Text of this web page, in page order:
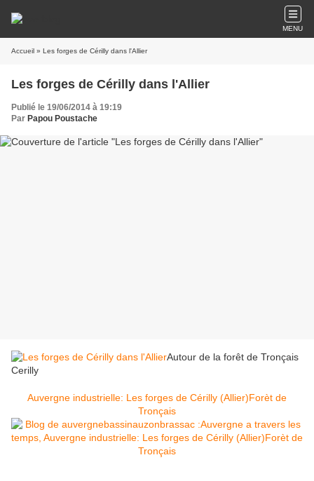
MENU
Accueil » Les forges de Cérilly dans l'Allier
Les forges de Cérilly dans l'Allier
Publié le 19/06/2014 à 19:19
Par Papou Poustache
Autour de la forêt de Tronçais
Cerilly
Auvergne industrielle: Les forges de Cérilly (Allier)Forèt de
Tronçais